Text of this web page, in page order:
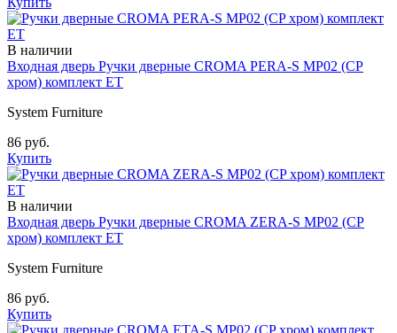
В наличии
Входная дверь Ручки дверные CROMA PERA-S MP02 (CP
хром) комплект ET
System Furniture
86 руб.
Купить
В наличии
Входная дверь Ручки дверные CROMA ZERA-S MP02 (CP
хром) комплект ET
System Furniture
86 руб.
Купить